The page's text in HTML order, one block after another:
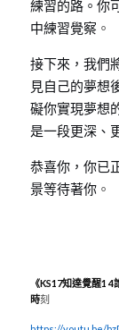
練習的路。你
中練習覺察 。
接下來，我們
見自己的夢想
礙你實現夢想
是一段更深、
恭喜你，你已
景等待著你 。
《KS17知達覺醒1
時刻